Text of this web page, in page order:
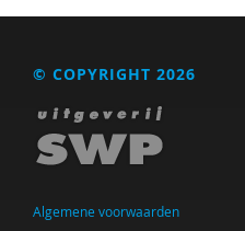
© COPYRIGHT 2026
Algemene voorwaarden